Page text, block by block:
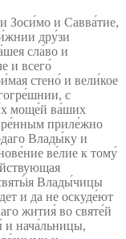
Зоси́мо и Савва́тие,
дру́зи
сла́во и
и всего́
стено́ и вели́кое
с
моще́й ва́ших
приле́жно
Влады́ку и
ве́лие к тому́
Влады́чицы
и да не оскуде́ют
жития́ во святе́й
и нача́льницы,